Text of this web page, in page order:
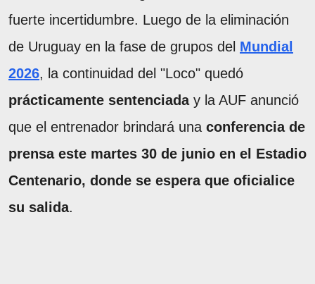
fuerte incertidumbre. Luego de la eliminación
de Uruguay en la fase de grupos del Mundial
2026, la continuidad del "Loco" quedó
prácticamente sentenciaday la AUF anunció
que el entrenador brindará una conferencia de
prensa este martes 30 de junio en el Estadio
Centenario, donde se espera que oficialice
su salida.